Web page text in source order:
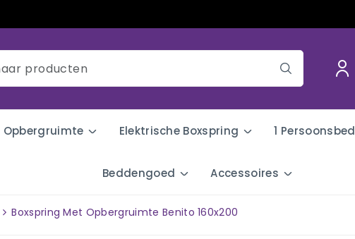
Opbergruimte Elektrische Boxspring 1 Persoonsbed
Beddengoed Accessoires
Boxspring Met Opbergruimte Benito 160x200